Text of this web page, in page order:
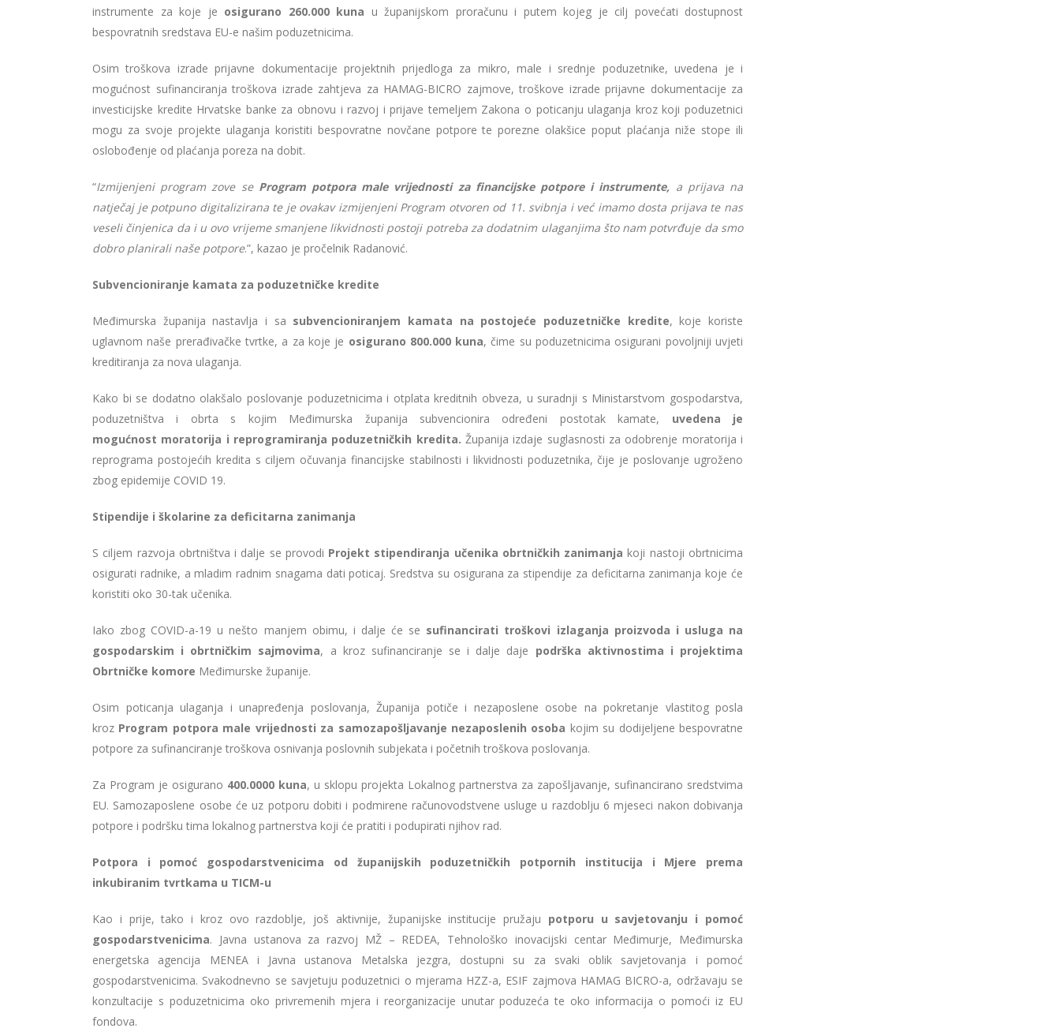
instrumente za koje je osigurano 260.000 kuna u županijskom proračunu i putem kojeg je cilj povećati dostupnost
bespovratnih sredstava EU-e našim poduzetnicima.
Osim troškova izrade prijavne dokumentacije projektnih prijedloga za mikro, male i srednje poduzetnike, uvedena je i
mogućnost sufinanciranja troškova izrade zahtjeva za HAMAG-BICRO zajmove, troškove izrade prijavne dokumentacije za
investicijske kredite Hrvatske banke za obnovu i razvoj i prijave temeljem Zakona o poticanju ulaganja kroz koji poduzetnici
mogu za svoje projekte ulaganja koristiti bespovratne novčane potpore te porezne olakšice poput plaćanja niže stope ili
oslobođenje od plaćanja poreza na dobit.
“Izmijenjeni program zove se Program potpora male vrijednosti za financijske potpore i instrumente, a prijava na
natječaj je potpuno digitalizirana te je ovakav izmijenjeni Program otvoren od 11. svibnja i već imamo dosta prijava te nas
veseli činjenica da i u ovo vrijeme smanjene likvidnosti postoji potreba za dodatnim ulaganjima što nam potvrđuje da smo
dobro planirali naše potpore.”, kazao je pročelnik Radanović.
Subvencioniranje kamata za poduzetničke kredite
Međimurska županija nastavlja i sa subvencioniranjem kamata na postojeće poduzetničke kredite, koje koriste
uglavnom naše prerađivačke tvrtke, a za koje je osigurano 800.000 kuna, čime su poduzetnicima osigurani povoljniji uvjeti
kreditiranja za nova ulaganja.
Kako bi se dodatno olakšalo poslovanje poduzetnicima i otplata kreditnih obveza, u suradnji s Ministarstvom gospodarstva,
poduzetništva i obrta s kojim Međimurska županija subvencionira određeni postotak kamate, uvedena je
mogućnost moratorija i reprogramiranja poduzetničkih kredita.Županija izdaje suglasnosti za odobrenje moratorija i
reprograma postojećih kredita s ciljem očuvanja financijske stabilnosti i likvidnosti poduzetnika, čije je poslovanje ugroženo
zbog epidemije COVID 19.
Stipendije i školarine za deficitarna zanimanja
S ciljem razvoja obrtništva i dalje se provodi Projekt stipendiranja učenika obrtničkih zanimanja koji nastoji obrtnicima
osigurati radnike, a mladim radnim snagama dati poticaj. Sredstva su osigurana za stipendije za deficitarna zanimanja koje će
koristiti oko 30-tak učenika.
Iako zbog COVID-a-19 u nešto manjem obimu, i dalje će se sufinancirati troškovi izlaganja proizvoda i usluga na
gospodarskim i obrtničkim sajmovima, a kroz sufinanciranje se i dalje daje podrška aktivnostima i projektima
Obrtničke komore Međimurske županije.
Osim poticanja ulaganja i unapređenja poslovanja, Županija potiče i nezaposlene osobe na pokretanje vlastitog posla
kroz Program potpora male vrijednosti za samozapošljavanje nezaposlenih osoba kojim su dodijeljene bespovratne
potpore za sufinanciranje troškova osnivanja poslovnih subjekata i početnih troškova poslovanja.
Za Program je osigurano 400.0000 kuna, u sklopu projekta Lokalnog partnerstva za zapošljavanje, sufinancirano sredstvima
EU. Samozaposlene osobe će uz potporu dobiti i podmirene računovodstvene usluge u razdoblju 6 mjeseci nakon dobivanja
potpore i podršku tima lokalnog partnerstva koji će pratiti i podupirati njihov rad.
Potpora i pomoć gospodarstvenicima od županijskih poduzetničkih potpornih institucija i Mjere prema
inkubiranim tvrtkama u TICM-u
Kao i prije, tako i kroz ovo razdoblje, još aktivnije, županijske institucije pružaju potporu u savjetovanju i pomoć
gospodarstvenicima. Javna ustanova za razvoj MŽ – REDEA, Tehnološko inovacijski centar Međimurje, Međimurska
energetska agencija MENEA i Javna ustanova Metalska jezgra, dostupni su za svaki oblik savjetovanja i pomoć
gospodarstvenicima. Svakodnevno se savjetuju poduzetnici o mjerama HZZ-a, ESIF zajmova HAMAG BICRO-a, održavaju se
konzultacije s poduzetnicima oko privremenih mjera i reorganizacije unutar poduzeća te oko informacija o pomoći iz EU
fondova.